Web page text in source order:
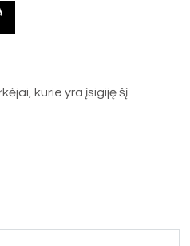
kurie yra įsigiję šį